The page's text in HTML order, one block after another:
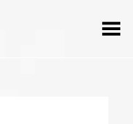
Menü umschalten